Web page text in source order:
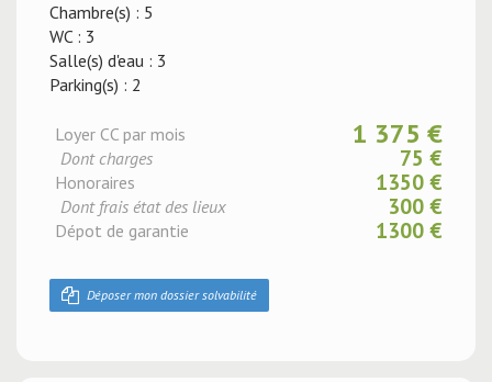
Chambre(s) : 5
WC : 3
Salle(s) d'eau : 3
Parking(s) : 2
Loyer CC par mois 1 375 €
Dont charges 75 €
Honoraires 1350 €
Dont frais état des lieux 300 €
Dépot de garantie 1300 €
Déposer mon dossier solvabilité